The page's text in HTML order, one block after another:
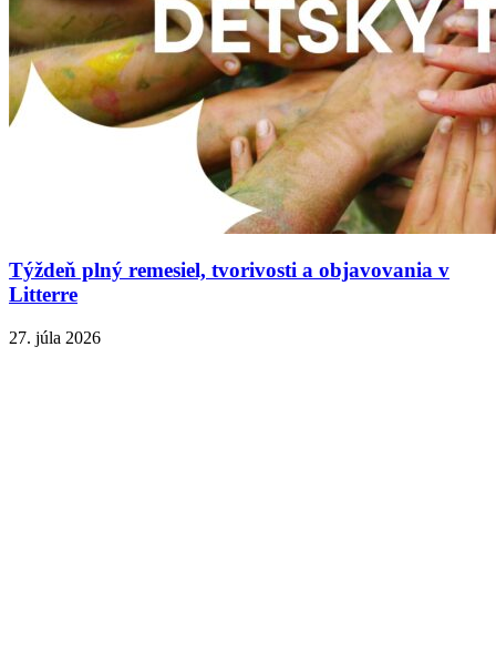
Týždeň plný remesiel, tvorivosti a objavovania v
Litterre
27. júla 2026